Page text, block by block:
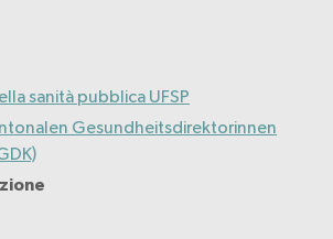
sanità pubblica UFSP
Gesundheitsdirektorinnen